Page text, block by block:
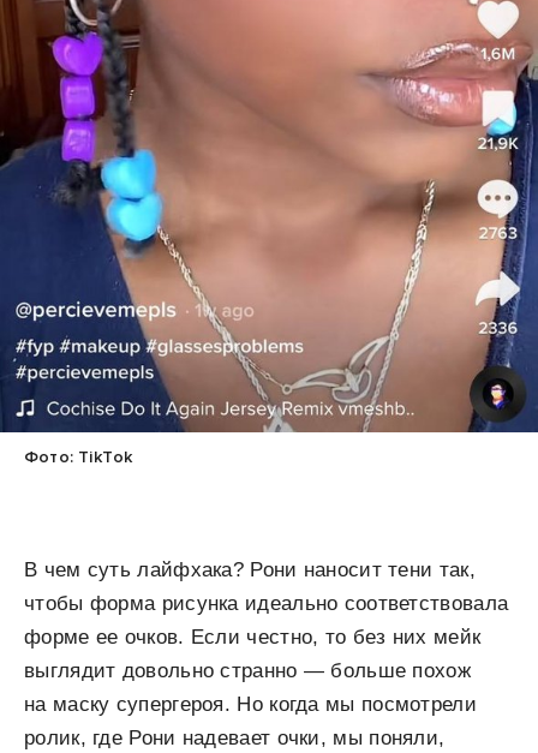
Фото: TikTok
В чем суть лайфхака? Рони наносит тени так,
чтобы форма рисунка идеально соответствовала
форме ее очков. Если честно, то без них мейк
выглядит довольно странно — больше похож
на маску супергероя. Но когда мы посмотрели
ролик, где Рони надевает очки, мы поняли,